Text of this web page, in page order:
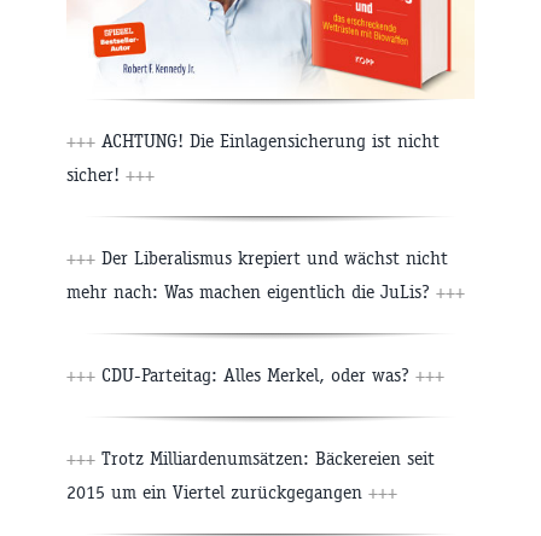
+++ ACHTUNG! Die Einlagensicherung ist nicht
sicher! +++
+++ Der Liberalismus krepiert und wächst nicht
mehr nach: Was machen eigentlich die JuLis? +++
+++ CDU-Parteitag: Alles Merkel, oder was? +++
+++ Trotz Milliardenumsätzen: Bäckereien seit
2015 um ein Viertel zurückgegangen +++